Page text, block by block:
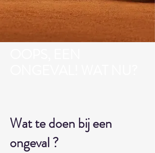
Wat te doen bij een
ongeval ?